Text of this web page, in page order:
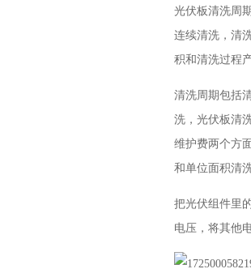
光伏板清洗周
连续清洗，清
积和清洗过程
清洗周期包括
洗，光伏板清
维护费两个方
和单位面积清
把光伏组件里
电压，将其他